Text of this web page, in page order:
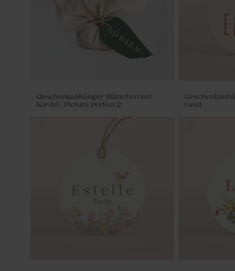
Weißer Blumentopf zur Geburt oder
Geschenkanhänger 'Blättchen' mit
Kordel | Picture Perfect 2
rund